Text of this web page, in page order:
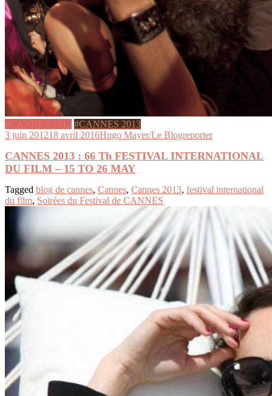
#CANNES 2012
#CANNES 2013
3 juin 201218 avril 2016Hugo Mayer/Le Blogreporter
CANNES 2013 : 66 Th FESTIVAL INTERNATIONAL
DU FILM – 15 TO 26 MAY
Tagged blog de cannes, Cannes, Cannes 2013, festival international
du film, Soirées du Festival de CANNES